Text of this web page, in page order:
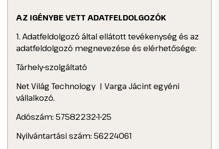
AZ IGÉNYBE VETT ADATFELDOLGOZÓK
1. Adatfeldolgozó által ellátott tevékenység és az
adatfeldolgozó megnevezése és elérhetősége:
Tárhely-szolgáltató
Net Világ Technology | Varga Jácint egyéni
vállalkozó.
Adószám: 57582232-1-25
Nyilvántartási szám: 56224061